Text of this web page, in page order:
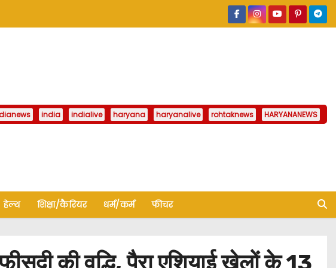
india indialive haryana haryanalive rohtaknews HARYANANEWS
हेल्थ शिक्षा/कैरियर धर्म/कर्म फीचर